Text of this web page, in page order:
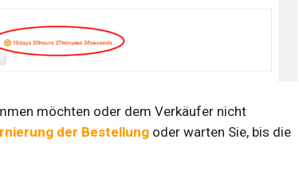
möchten oder dem Verkäufer nicht
der Bestellung oder warten Sie, bis die